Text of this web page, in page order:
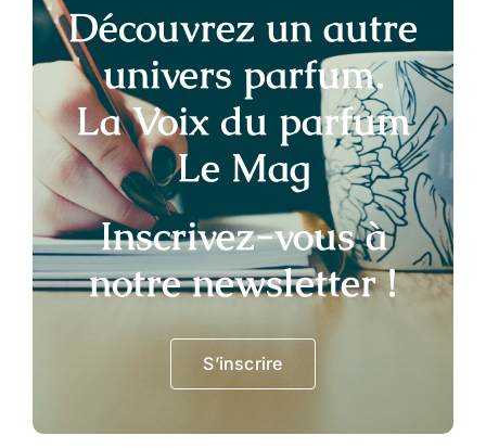
Découvrez un autre
univers parfum.
La Voix du parfum
Le Mag
Inscrivez-vous à
notre newsletter !
S’inscrire